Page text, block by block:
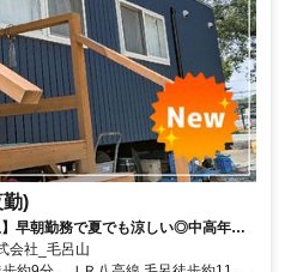
)
】早朝勤務で夏でも涼しい◎中高年活
OPEN！オープニング募集！＞
会社_毛呂山